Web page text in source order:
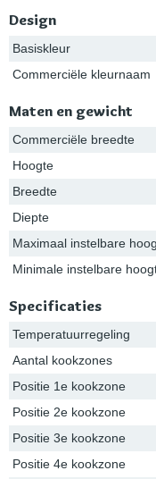
Design
Basiskleur
Commerciële kleurnaam
Maten en gewicht
Commerciële breedte
Hoogte
Breedte
Diepte
Maximaal instelbare
Minimale instelbare
Specificaties
Temperatuurregeling
Aantal kookzones
Positie 1e kookzone
Positie 2e kookzone
Positie 3e kookzone
Positie 4e kookzone